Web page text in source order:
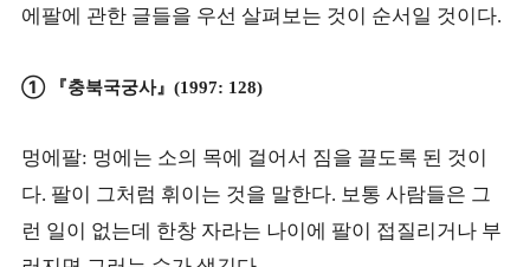
에팔에 관한 글들을 우선 살펴보는 것이 순서일 것이다.
① 『충북국궁사』 (1997: 128)
멍에팔: 멍에는 소의 목에 걸어서 짐을 끌도록 된 것이
다. 팔이 그처럼 휘이는 것을 말한다. 보통 사람들은 그
런 일이 없는데 한창 자라는 나이에 팔이 접질리거나 부